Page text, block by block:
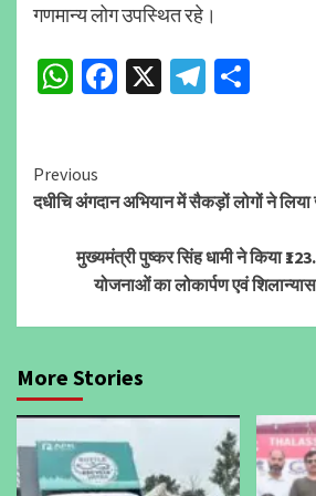
गणमान्य लोग उपस्थित रहे।
WhatsApp
Facebook
X
Continue
Reading
Previous
दधीचि अंगदान अभियान में सैकड़ों लोगों ने
मुख्यमंत्री पुष्कर सिंह धामी ने किया
योजनाओं का लोकार्पण एवं
More Stories